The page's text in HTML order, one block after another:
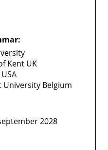
Kent UK
University Belgium
2028